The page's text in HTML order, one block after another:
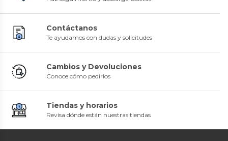
Contáctanos
Te ayudamos con dudas y solicitudes
Cambios y Devoluciones
Conoce cómo pedirlos
Tiendas y horarios
Revisa dónde están nuestras tiendas